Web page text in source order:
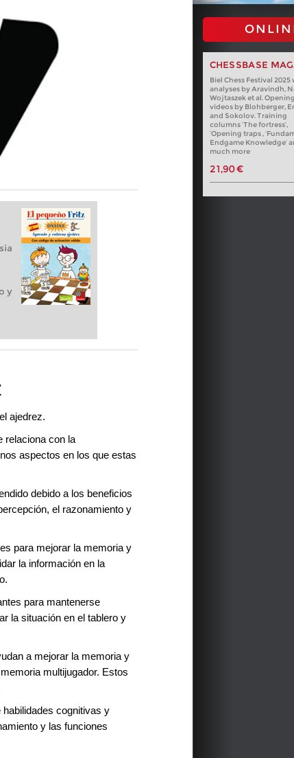
y
CHESSBASE
Biel Chess Festival 2025
analyses by Aravindh,
Wojtaszek et al. Opening
videos by Blohberger,
and Sokolov. Training
columns ‘The fortress’,
‘Opening traps ,
Endgame Knowledge’
much more
21,90 €
ajedrez.
relaciona con la
aspectos en los que estas
debido a los beneficios
el razonamiento y
para mejorar la memoria y
la información en la
para mantenerse
la situación en el tablero y
a mejorar la memoria y
multijugador. Estos
cognitivas y
y las funciones